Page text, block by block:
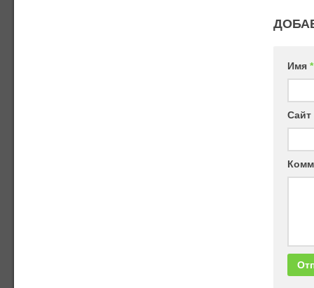
Имя *
Сайт